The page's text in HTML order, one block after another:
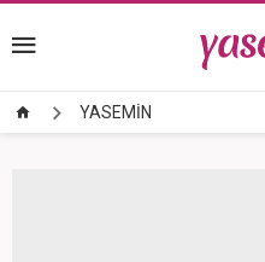
YASEMİN